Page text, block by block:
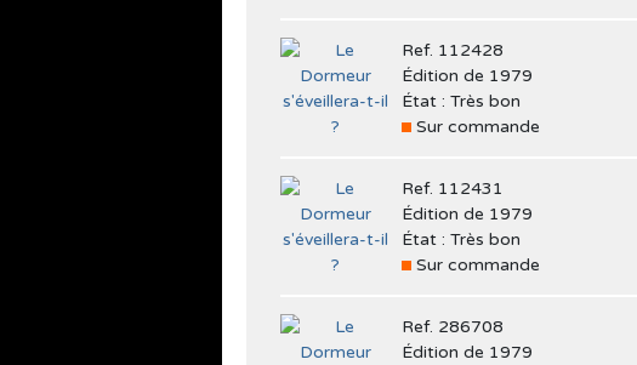
Ref. 112428
Édition de 1979
État : Très bon
Sur commande
Ref. 112431
Édition de 1979
État : Très bon
Sur commande
Ref. 286708
Édition de 1979